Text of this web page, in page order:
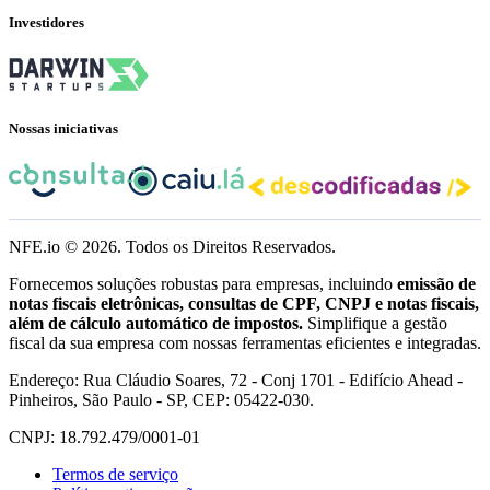
Investidores
Nossas iniciativas
NFE.io © 2026. Todos os Direitos Reservados.
Fornecemos soluções robustas para empresas, incluindo emissão de
notas fiscais eletrônicas, consultas de CPF, CNPJ e notas fiscais,
além de cálculo automático de impostos. Simplifique a gestão
fiscal da sua empresa com nossas ferramentas eficientes e integradas.
Endereço: Rua Cláudio Soares, 72 - Conj 1701 - Edifício Ahead -
Pinheiros, São Paulo - SP, CEP: 05422-030.
CNPJ: 18.792.479/0001-01
Termos de serviço